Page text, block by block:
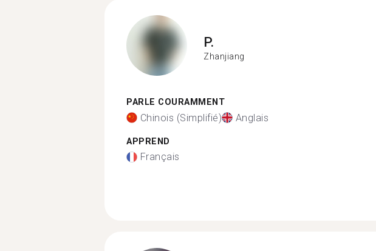
P.
Zhanjiang
PARLE COURAMMENT
Chinois (Simplifié) Anglais
APPREND
Français